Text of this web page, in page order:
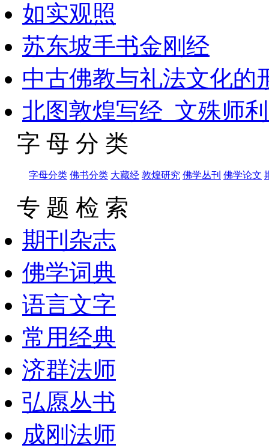
如实观照
苏东坡手书金刚经
中古佛教与礼法文化的
北图敦煌写经_文殊师
字 母 分 类
字母分类 佛书分类 大藏经 敦煌研究 佛学丛刊 佛学论文
专 题 检 索
期刊杂志
佛学词典
语言文字
常用经典
济群法师
弘愿丛书
成刚法师